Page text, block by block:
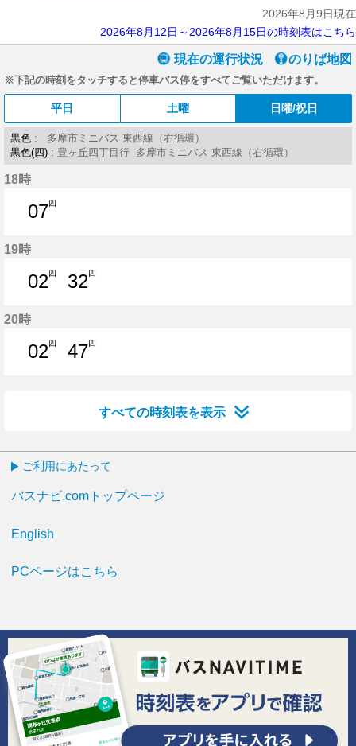
2026年8月9日現在
2026年8月12日～2026年8月15日の時刻表はこちら
現在の運行状況 のりば地図
※下記の時刻をタッチすると停車バス停をすべてご覧いただけます。
平日 土曜 日曜/祝日
黒色 : 多摩市ミニバス 東西線（右循環）
黒色(四) : 豊ヶ丘四丁目行 多摩市ミニバス 東西線（右循環）
18時
07四
19時
02四
32四
20時
02四
47四
すべての時刻表を表示
ご利用にあたって
バスナビ.comトップページ
English
PCページはこちら